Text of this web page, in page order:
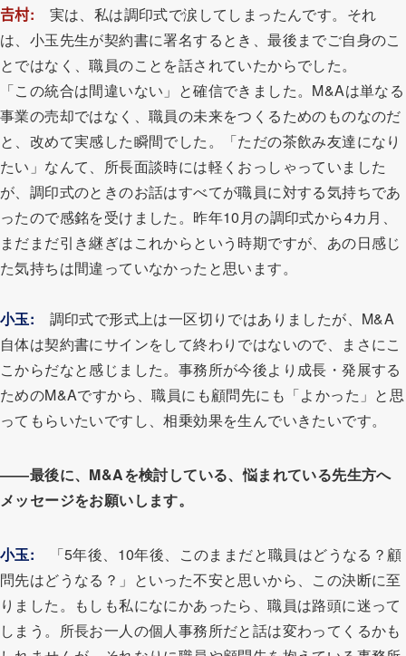
𠮷村: 実は、私は調印式で涙してしまったんです。それ
は、小玉先生が契約書に署名するとき、最後までご自身のこ
とではなく、職員のことを話されていたからでした。
「この統合は間違いない」と確信できました。M&Aは単なる
事業の売却ではなく、職員の未来をつくるためのものなのだ
と、改めて実感した瞬間でした。「ただの茶飲み友達になり
たい」なんて、所長面談時には軽くおっしゃっていました
が、調印式のときのお話はすべてが職員に対する気持ちであ
ったので感銘を受けました。昨年10月の調印式から4カ月、
まだまだ引き継ぎはこれからという時期ですが、あの日感じ
た気持ちは間違っていなかったと思います。
小玉: 調印式で形式上は一区切りではありましたが、M&A
自体は契約書にサインをして終わりではないので、まさにこ
こからだなと感じました。事務所が今後より成長・発展する
ためのM&Aですから、職員にも顧問先にも「よかった」と思
ってもらいたいですし、相乗効果を生んでいきたいです。
――最後に、M&Aを検討している、悩まれている先生方へ
メッセージをお願いします。
小玉: 「5年後、10年後、このままだと職員はどうなる？顧
問先はどうなる？」といった不安と思いから、この決断に至
りました。もしも私になにかあったら、職員は路頭に迷って
しまう。所長お一人の個人事務所だと話は変わってくるかも